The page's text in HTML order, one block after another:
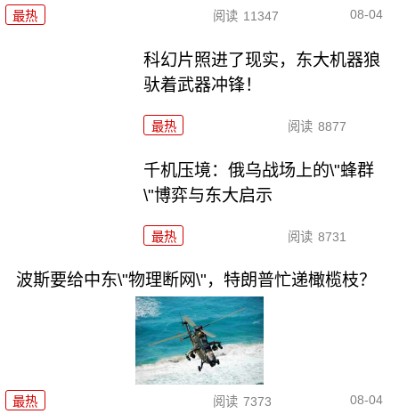
最热 阅读 11347 08-04
科幻片照进了现实，东大机器狼
驮着武器冲锋！
最热 阅读 8877
千机压境：俄乌战场上的\"蜂群
\"博弈与东大启示
最热 阅读 8731
波斯要给中东\"物理断网\"，特朗普忙递橄榄枝？
最热 阅读 7373 08-04